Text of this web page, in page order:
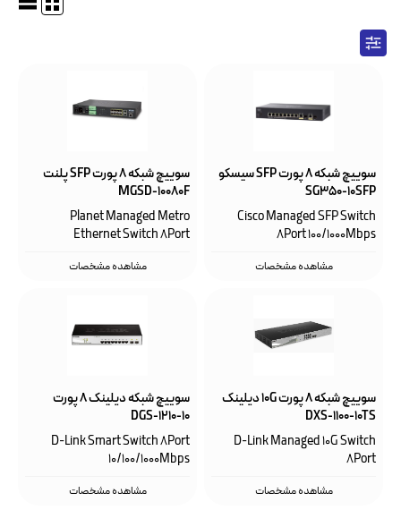
سوییچ شبکه ۸ پورت SFP‌ سیسکو
SG350-10SFP
Cisco Managed SFP Switch
8Port 100/1000Mbps
مشاهده مشخصات
سوییچ شبکه ۸ پورت SFP پلنت
MGSD-10080F
Planet Managed Metro
Ethernet Switch 8Port
مشاهده مشخصات
سوییچ شبکه 8 پورت 10G دیلینک
DXS-1100-10TS
D-Link Managed 10G Switch
8Port
مشاهده مشخصات
سوییچ شبکه دیلینک ۸ پورت
DGS-1210-10
D-Link Smart Switch 8Port
10/100/1000Mbps
مشاهده مشخصات